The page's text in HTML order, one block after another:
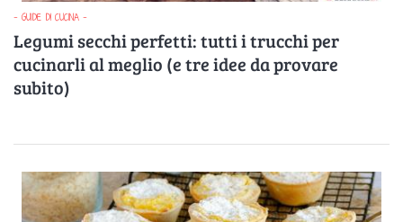
- GUIDE DI CUCINA -
Legumi secchi perfetti: tutti i trucchi per
cucinarli al meglio (e tre idee da provare
subito)